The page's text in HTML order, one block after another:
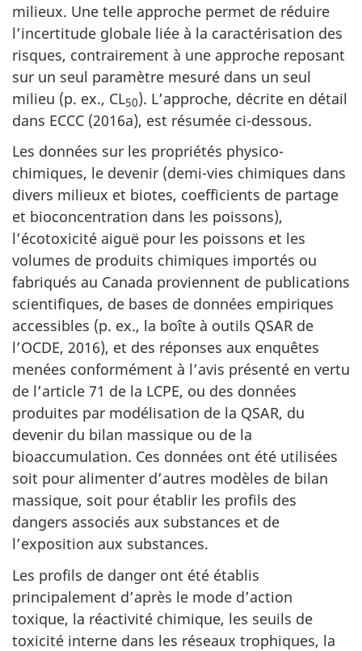
milieux. Une telle approche permet de réduire
l’incertitude globale liée à la caractérisation des
risques, contrairement à une approche reposant
sur un seul paramètre mesuré dans un seul
milieu (p. ex., CL50). L’approche, décrite en détail
dans ECCC (2016a), est résumée ci-dessous.
Les données sur les propriétés physico-
chimiques, le devenir (demi-vies chimiques dans
divers milieux et biotes, coefficients de partage
et bioconcentration dans les poissons),
l’écotoxicité aiguë pour les poissons et les
volumes de produits chimiques importés ou
fabriqués au Canada proviennent de publications
scientifiques, de bases de données empiriques
accessibles (p. ex., la boîte à outils QSAR de
l’OCDE, 2016), et des réponses aux enquêtes
menées conformément à l’avis présenté en vertu
de l’article 71 de la LCPE, ou des données
produites par modélisation de la QSAR, du
devenir du bilan massique ou de la
bioaccumulation. Ces données ont été utilisées
soit pour alimenter d’autres modèles de bilan
massique, soit pour établir les profils des
dangers associés aux substances et de
l’exposition aux substances.
Les profils de danger ont été établis
principalement d’après le mode d’action
toxique, la réactivité chimique, les seuils de
toxicité interne dans les réseaux trophiques, la